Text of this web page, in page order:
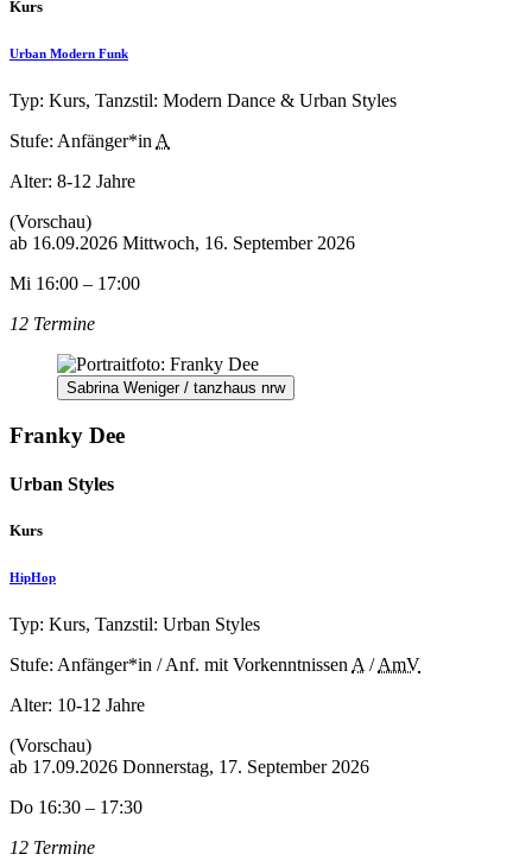
Kurs
Urban Modern Funk
Typ: Kurs, Tanzstil: Modern Dance & Urban Styles
Stufe: Anfänger*in A
Alter: 8-12 Jahre
(Vorschau)
ab 16.09.2026 Mittwoch, 16. September 2026
Mi 16:00 – 17:00
12 Termine
Sabrina Weniger / tanzhaus nrw
Franky Dee
Urban Styles
Kurs
HipHop
Typ: Kurs, Tanzstil: Urban Styles
Stufe: Anfänger*in / Anf. mit Vorkenntnissen A /AmV
Alter: 10-12 Jahre
(Vorschau)
ab 17.09.2026 Donnerstag, 17. September 2026
Do 16:30 – 17:30
12 Termine